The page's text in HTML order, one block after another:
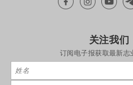
关注我们
订阅电子报获取最新志